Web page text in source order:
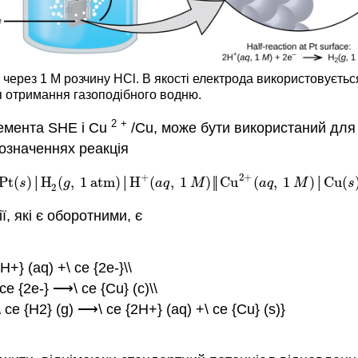
1 М розчину HCl. В якості електрода
отримання газоподібного водню.
SHE і Cu 2 + /Cu, може бути використаний для
реакція
(s) H2(g, 1 atm) H+(aq, 1 M) Cu2+ (aq, 1 M) Cu(s
Pt( )│H2( g, 1atm │H+(aq 1 M)║ Cu2+(aq,1 M)│Cu(s)
які є оборотними, є
(aq) +\ ce {2e-}\\
ce {2e-} ⟶\ ce {Cu} (с)\\
ce {H2} (g) ⟶\ ce {2H+} (aq) +\ ce {Cu} (s)}